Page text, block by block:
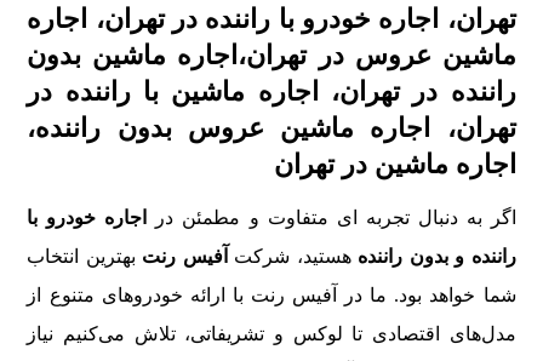
تهران، اجاره خودرو با راننده در تهران، اجاره
ماشین عروس در تهران،اجاره ماشین بدون
راننده در تهران، اجاره ماشین با راننده در
تهران، اجاره ماشین عروس بدون راننده،
اجاره ماشین در تهران
اگر به دنبال تجربه‌ ای متفاوت و مطمئن در
اجاره خودرو با
راننده و بدون راننده هستید، شرکت آفیس رنت بهترین انتخاب
شما خواهد بود. ما در آفیس رنت با ارائه خودروهای متنوع از
مدل‌های اقتصادی تا لوکس و تشریفاتی، تلاش می‌کنیم نیاز